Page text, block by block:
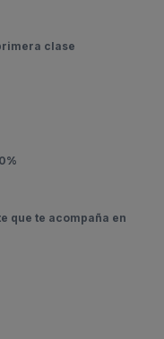
clase
que te acompaña en